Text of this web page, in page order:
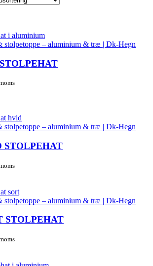
stolpetoppe – aluminium & træ | Dk-Hegn
stolpetoppe – aluminium & træ | Dk-Hegn
STOLPEHAT
stolpetoppe – aluminium & træ | Dk-Hegn
STOLPEHAT